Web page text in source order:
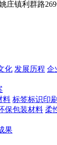
庄镇利群路
化 发展历程 企
料 标签标识印
保包装材料 柔
果